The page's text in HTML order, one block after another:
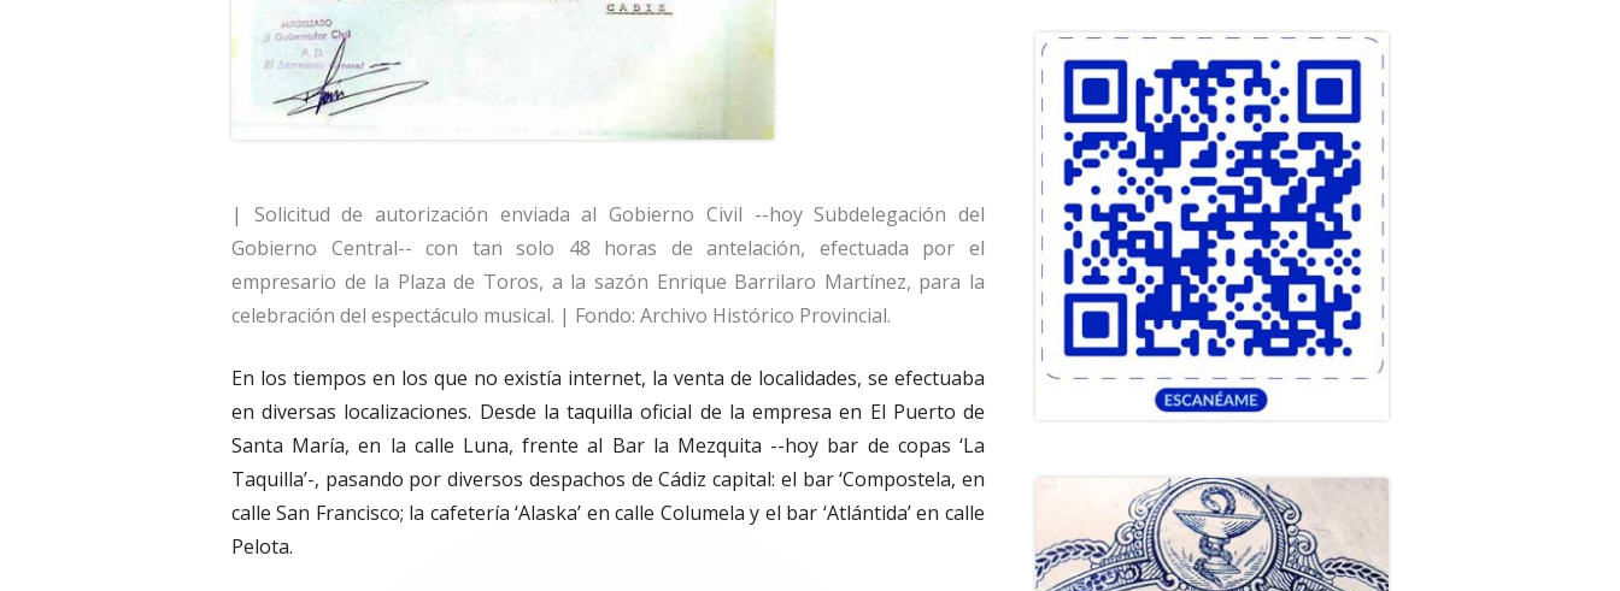
| Solicitud de autorización enviada al Gobierno Civil --hoy Subdelegación del
Gobierno Central-- con tan solo 48 horas de antelación, efectuada por el
empresario de la Plaza de Toros, a la sazón Enrique Barrilaro Martínez, para la
celebración del espectáculo musical. | Fondo: Archivo Histórico Provincial.
En los tiempos en los que no existía internet, la venta de localidades, se efectuaba
en diversas localizaciones. Desde la taquilla oficial de la empresa en El Puerto de
Santa María, en la calle Luna, frente al Bar la Mezquita --hoy bar de copas ‘La
Taquilla’-, pasando por diversos despachos de Cádiz capital: el bar ‘Compostela, en
calle San Francisco; la cafetería ‘Alaska’ en calle Columela y el bar ‘Atlántida’ en calle
Pelota.